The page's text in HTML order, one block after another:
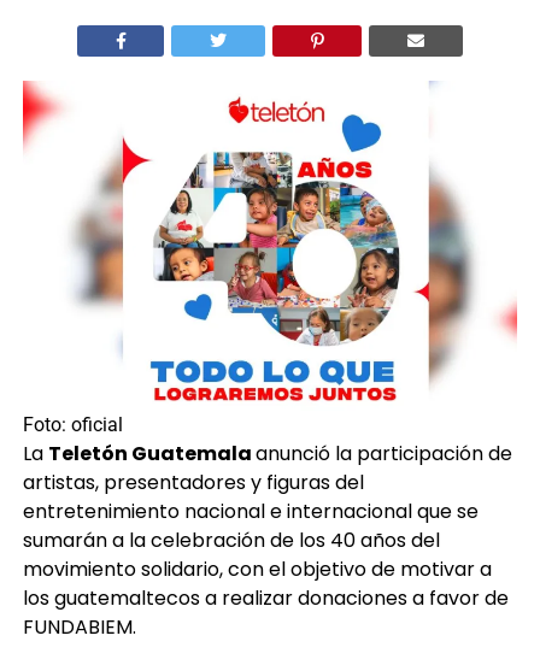
Foto: oficial
La Teletón Guatemalaanunció la participación de
artistas, presentadores y figuras del
entretenimiento nacional e internacional que se
sumarán a la celebración de los 40 años del
movimiento solidario, con el objetivo de motivar a
los guatemaltecos a realizar donaciones a favor de
FUNDABIEM.